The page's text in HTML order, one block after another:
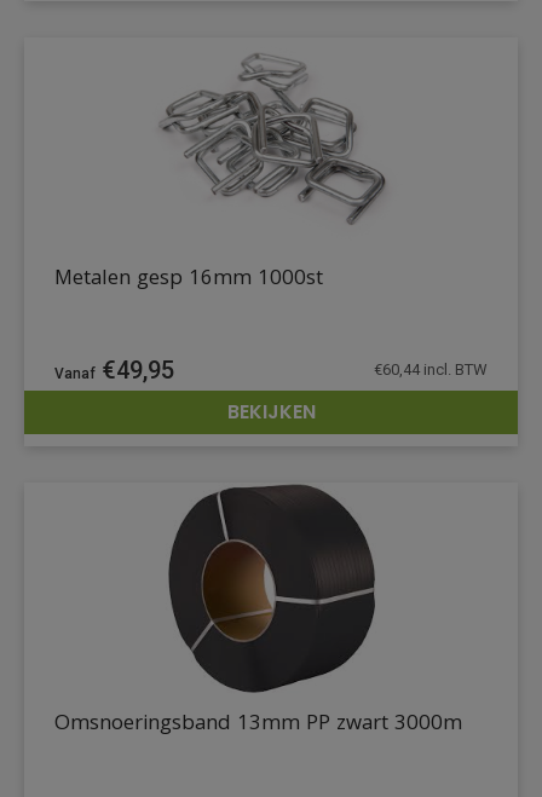
DETAILS
Metalen gesp 16mm 1000st
€49,95 €60,44 incl. BTW
BEKIJKEN
Omsnoeringsband 13mm PP zwart 3000m